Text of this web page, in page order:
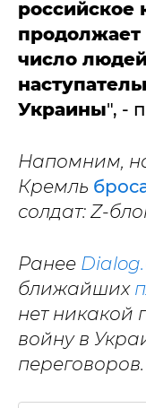
российское
продолжает
число
Украины", -
Напомним,
Кремль
солдат: Z-
Ранее
ближайших
нет никакой
войну в
переговоров.